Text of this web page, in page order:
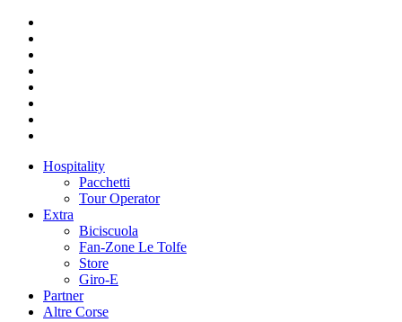
Hospitality
Pacchetti
Tour Operator
Extra
Biciscuola
Fan-Zone Le Tolfe
Store
Giro-E
Partner
Altre Corse